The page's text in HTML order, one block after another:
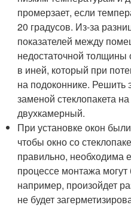
промерзает, если
20 градусов. Из-за
показателей между
недостаточной толщины
в иней, который при
на подоконнике. Решить
заменой стеклопакета
двухкамерный.
При установке окон
чтобы окно со
правильно, необходима
процессе монтажа
например, произойдет
не будет